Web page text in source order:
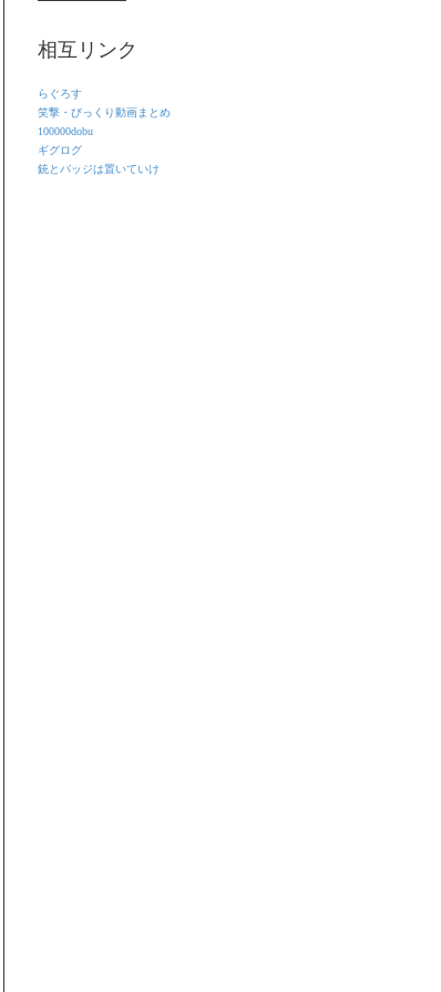
相互リンク
らぐろす
笑撃・びっくり動画まとめ
100000dobu
ギグログ
銃とバッジは置いていけ